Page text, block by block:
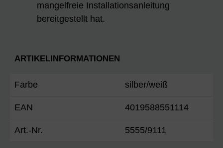
mangelfreie Installationsanleitung
bereitgestellt hat.
ARTIKELINFORMATIONEN
Farbe silber/weiß
EAN 4019588551114
Art.-Nr. 5555/9111